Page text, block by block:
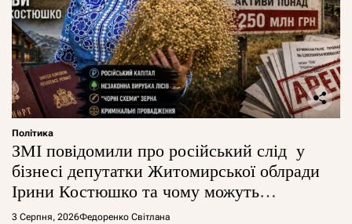
Політика
ЗМІ повідомили про російський слід у
бізнесі депутатки Житомирської облради
Ірини Костюшко та чому можуть
арештувати її активи
3 Серпня, 2026Федоренко Світлана